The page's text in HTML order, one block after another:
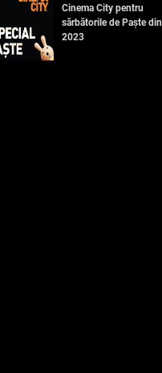
Cinema City pentru
sărbătorile de Paște din
2023